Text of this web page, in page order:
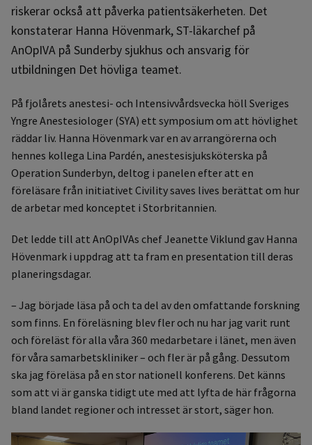
riskerar också att påverka patientsäkerheten. Det
konstaterar Hanna Hövenmark, ST-läkarchef på
AnOpIVA på Sunderby sjukhus och ansvarig för
utbildningen Det hövliga teamet.
På fjolårets anestesi- och Intensivvårdsvecka höll Sveriges
Yngre Anestesiologer (SYA) ett symposium om att hövlighet
räddar liv. Hanna Hövenmark var en av arrangörerna och
hennes kollega Lina Pardén, anestesisjuksköterska på
Operation Sunderbyn, deltog i panelen efter att en
föreläsare från initiativet Civility saves lives berättat om hur
de arbetar med konceptet i Storbritannien.
Det ledde till att AnOpIVAs chef Jeanette Viklund gav Hanna
Hövenmark i uppdrag att ta fram en presentation till deras
planeringsdagar.
– Jag började läsa på och ta del av den omfattande forskning
som finns. En föreläsning blev fler och nu har jag varit runt
och föreläst för alla våra 360 medarbetare i länet, men även
för våra samarbetskliniker – och fler är på gång. Dessutom
ska jag föreläsa på en stor nationell konferens. Det känns
som att vi är ganska tidigt ute med att lyfta de här frågorna
bland landet regioner och intresset är stort, säger hon.